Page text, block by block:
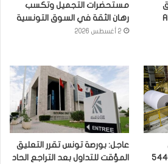
Pilates Reformer بنظام All
مستحضرات التجميل وتكسب
رهان الثقة في السوق التونسية
2 أغسطس 2026
تنجح في تأمين 5446
عاجل: بورصة تونس تقرر التعليق
المؤقت للتداول بعد التراجع الحاد